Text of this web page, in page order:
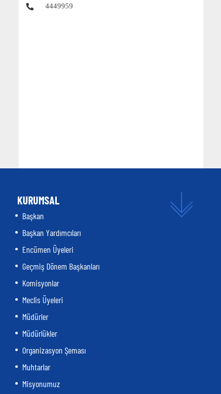
4449959
KURUMSAL
Başkan
Başkan Yardımcıları
Encümen Üyeleri
Geçmiş Dönem Başkanları
Komisyonlar
Meclis Üyeleri
Müdürler
Müdürlükler
Organizasyon Şeması
Muhtarlar
Misyonumuz